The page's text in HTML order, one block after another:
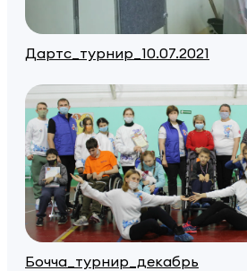
Дартс_турнир_10.07.2021
Бочча_турнир_декабрь